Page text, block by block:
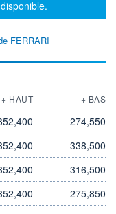
FERRARI
+ HAUT + BAS
274,550
338,500
316,500
275,850